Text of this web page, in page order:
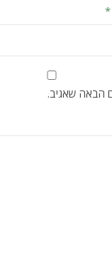
*
הבאה שאגיב.